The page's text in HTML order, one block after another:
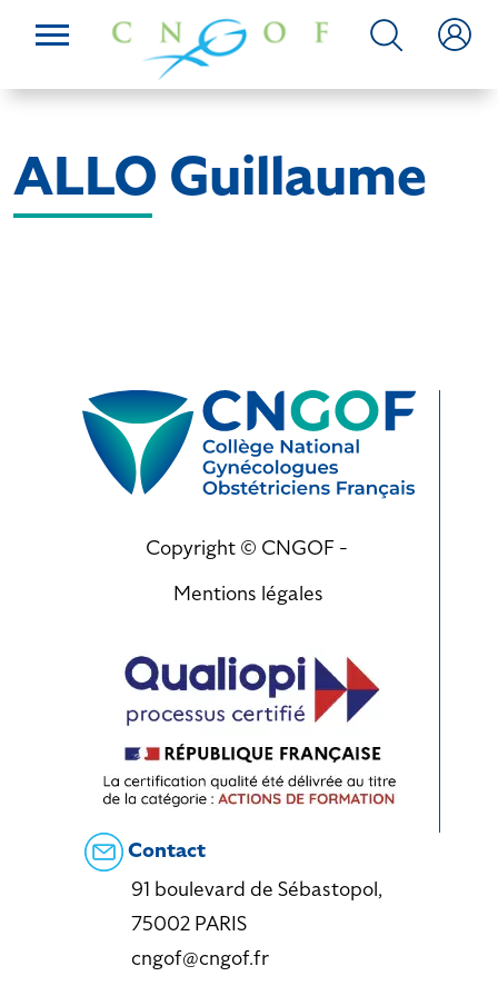
ALLO Guillaume
Copyright © CNGOF -
Mentions légales
Contact
91 boulevard de Sébastopol,
75002 PARIS
cngof@cngof.fr